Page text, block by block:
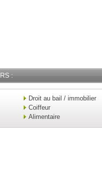
:
Droit au bail / immobilier
Coiffeur
Alimentaire